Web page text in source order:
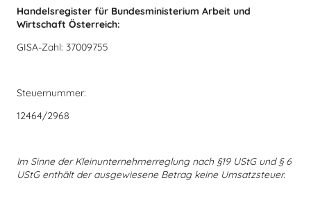
Handelsregister für Bundesministerium Arbeit und
Wirtschaft Österreich:
GISA-Zahl: 37009755
Steuernummer:
12464/2968
Im Sinne der Kleinunternehmerreglung nach §19 UStG und § 6
UStG enthält der ausgewiesene Betrag keine Umsatzsteuer.